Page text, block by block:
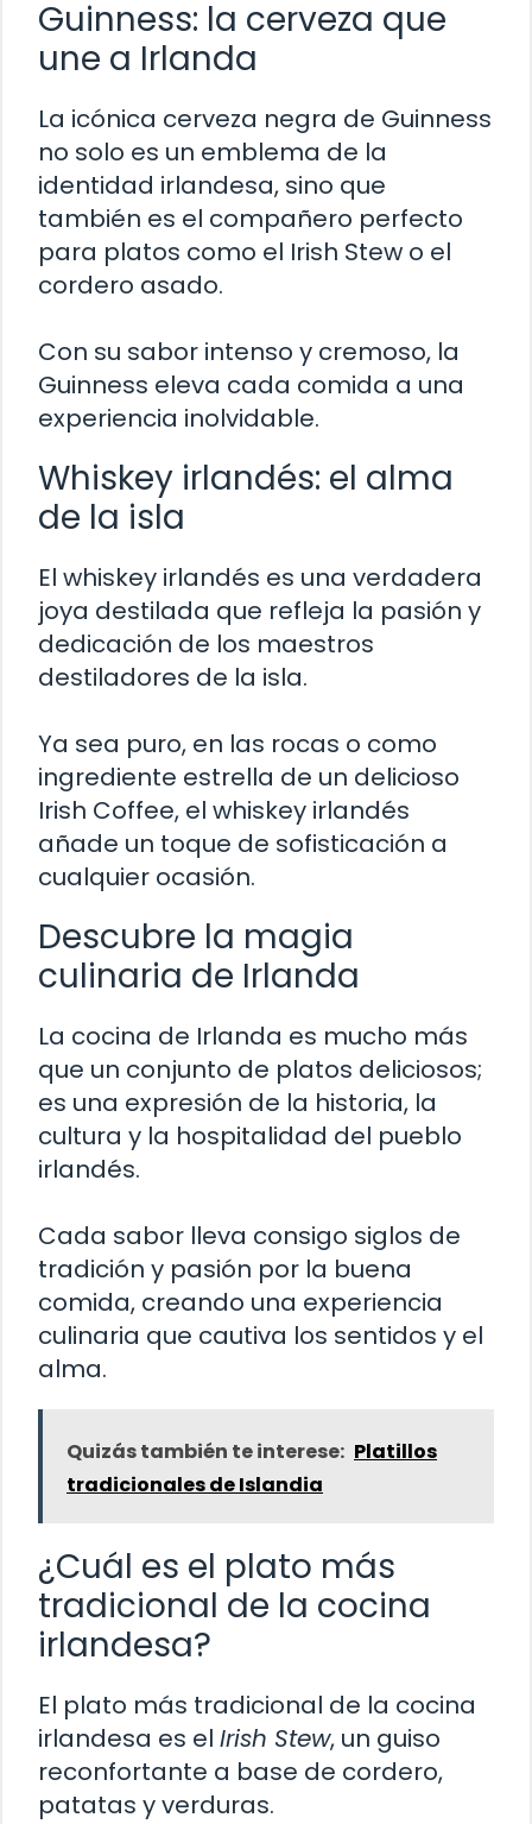
Guinness: la cerveza que
une a Irlanda
La icónica cerveza negra de Guinness
no solo es un emblema de la
identidad irlandesa, sino que
también es el compañero perfecto
para platos como el Irish Stew o el
cordero asado.
Con su sabor intenso y cremoso, la
Guinness eleva cada comida a una
experiencia inolvidable.
Whiskey irlandés: el alma
de la isla
El whiskey irlandés es una verdadera
joya destilada que refleja la pasión y
dedicación de los maestros
destiladores de la isla.
Ya sea puro, en las rocas o como
ingrediente estrella de un delicioso
Irish Coffee, el whiskey irlandés
añade un toque de sofisticación a
cualquier ocasión.
Descubre la magia
culinaria de Irlanda
La cocina de Irlanda es mucho más
que un conjunto de platos deliciosos;
es una expresión de la historia, la
cultura y la hospitalidad del pueblo
irlandés.
Cada sabor lleva consigo siglos de
tradición y pasión por la buena
comida, creando una experiencia
culinaria que cautiva los sentidos y el
alma.
Quizás también te interese: Platillos
tradicionales de Islandia
¿Cuál es el plato más
tradicional de la cocina
irlandesa?
El plato más tradicional de la cocina
irlandesa es el Irish Stew, un guiso
reconfortante a base de cordero,
patatas y verduras.